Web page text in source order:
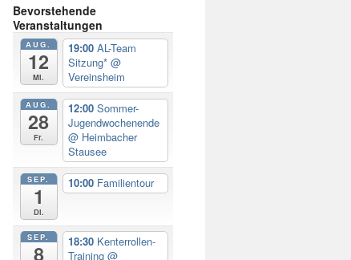
Bevorstehende
Veranstaltungen
AUG.
12
Mi.
19:00 AL-Team
Sitzung* @
Vereinsheim
AUG.
28
Fr.
12:00 Sommer-
Jugendwochenende
@ Heimbacher
Stausee
SEP.
1
Di.
10:00 Familientour
SEP.
8
18:30 Kenterrollen-
Training @